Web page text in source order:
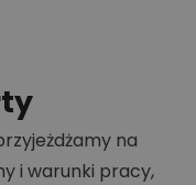
na
i warunki pracy,